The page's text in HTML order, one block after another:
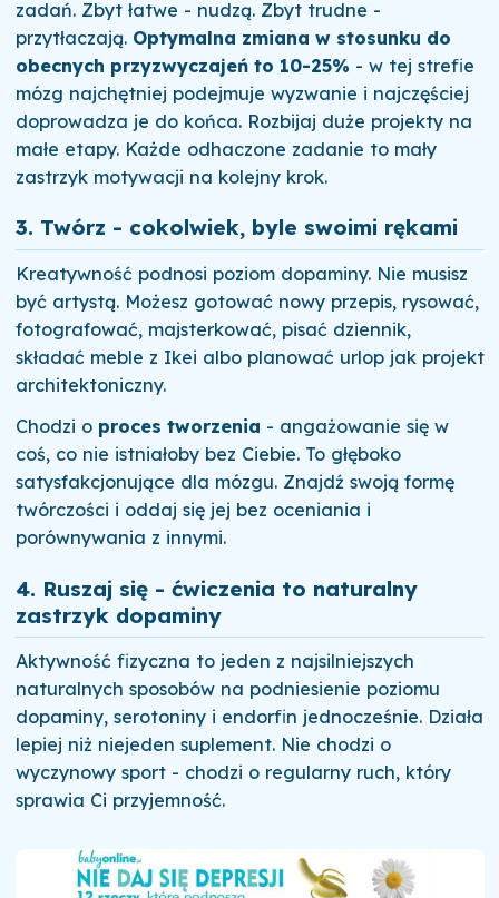
zadań. Zbyt łatwe - nudzą. Zbyt trudne -
przytłaczają. Optymalna zmiana w stosunku do
obecnych przyzwyczajeń to 10-25% - w tej strefie
mózg najchętniej podejmuje wyzwanie i najczęściej
doprowadza je do końca. Rozbijaj duże projekty na
małe etapy. Każde odhaczone zadanie to mały
zastrzyk motywacji na kolejny krok.
3. Twórz - cokolwiek, byle swoimi rękami
Kreatywność podnosi poziom dopaminy. Nie musisz
być artystą. Możesz gotować nowy przepis, rysować,
fotografować, majsterkować, pisać dziennik,
składać meble z Ikei albo planować urlop jak projekt
architektoniczny.
Chodzi o proces tworzenia - angażowanie się w
coś, co nie istniałoby bez Ciebie. To głęboko
satysfakcjonujące dla mózgu. Znajdź swoją formę
twórczości i oddaj się jej bez oceniania i
porównywania z innymi.
4. Ruszaj się - ćwiczenia to naturalny
zastrzyk dopaminy
Aktywność fizyczna to jeden z najsilniejszych
naturalnych sposobów na podniesienie poziomu
dopaminy, serotoniny i endorfin jednocześnie. Działa
lepiej niż niejeden suplement. Nie chodzi o
wyczynowy sport - chodzi o regularny ruch, który
sprawia Ci przyjemność.